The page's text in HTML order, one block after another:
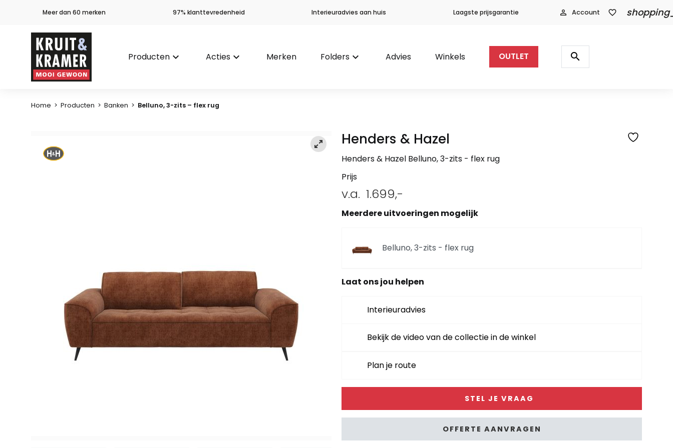
Meer dan 60 merken 97% klanttevredenheid Interieuradvies aan huis Laagste prijsgarantie person_outline Account favorite_border
Producten keyboard_arrow_down Acties keyboard_arrow_down Merken Folders keyboard_arrow_down Advies Winkels OUTLET
Producten
zoeken
search
Home > Producten > Banken > Belluno, 3-zits – flex rug
Henders & Hazel
Henders & Hazel Belluno, 3-zits - flex rug
Prijs
v.a. 1.699,-
Meerdere uitvoeringen mogelijk
Belluno, 3-zits - flex rug
Belluno, divan rechts flex
Belluno, divan links flex
Belluno, divan links fix
Laat ons jou helpen
Interieuradvies
Bekijk de video van de collectie in de winkel
Plan je route
STEL JE VRAAG
OFFERTE AANVRAGEN